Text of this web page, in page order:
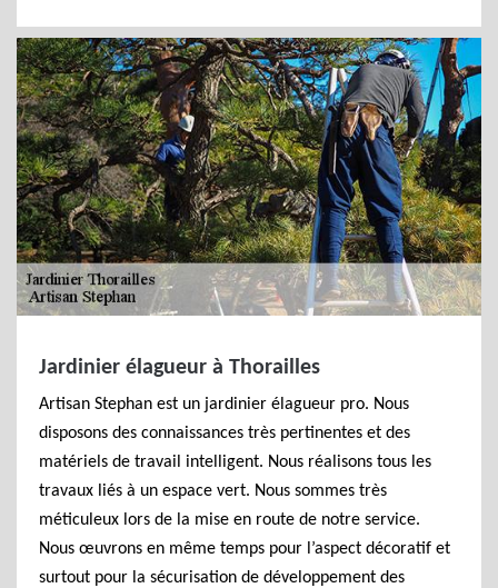
Jardinier élagueur à Thorailles
Artisan Stephan est un jardinier élagueur pro. Nous
disposons des connaissances très pertinentes et des
matériels de travail intelligent. Nous réalisons tous les
travaux liés à un espace vert. Nous sommes très
méticuleux lors de la mise en route de notre service.
Nous œuvrons en même temps pour l’aspect décoratif et
surtout pour la sécurisation de développement des